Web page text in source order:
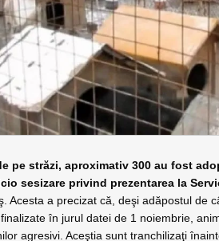
pe străzi, aproximativ 300 au fost
sesizare privind prezentarea la
Acesta a precizat că, deşi adăpostul de
în jurul datei de 1 noiembrie,
agresivi. Aceştia sunt tranchilizaţi